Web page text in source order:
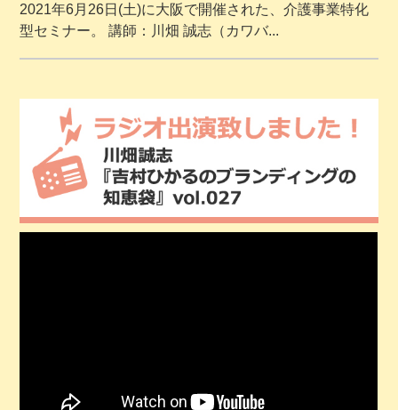
2021年6月26日(土)に大阪で開催された、介護事業特化
型セミナー。 講師：川畑 誠志（カワバ...